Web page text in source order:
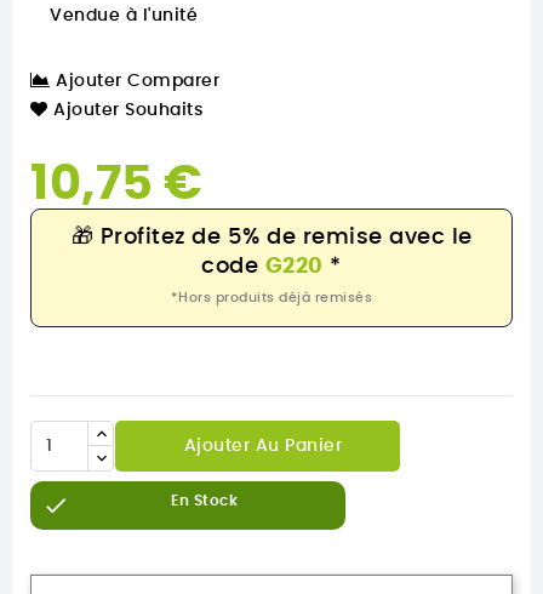
Vendue à l'unité
Ajouter Comparer
Ajouter Souhaits
10,75 €
🎁 Profitez de 5% de remise avec le
code G220 *
*Hors produits déjà remisés
Ajouter Au Panier
 En Stock